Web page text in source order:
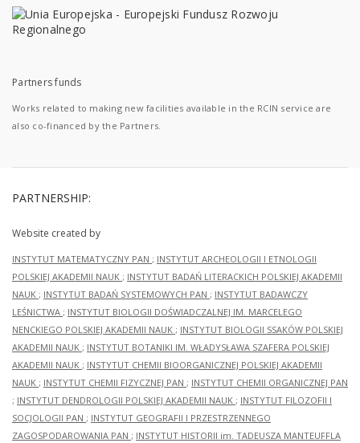
Partners funds
Works related to making new facilities available in the RCIN service are
also co-financed by the Partners.
PARTNERSHIP:
Website created by
INSTYTUT MATEMATYCZNY PAN ; INSTYTUT ARCHEOLOGII I ETNOLOGII
POLSKIEJ AKADEMII NAUK ; INSTYTUT BADAŃ LITERACKICH POLSKIEJ AKADEMII
NAUK ; INSTYTUT BADAŃ SYSTEMOWYCH PAN ; INSTYTUT BADAWCZY
LEŚNICTWA ; INSTYTUT BIOLOGII DOŚWIADCZALNEJ IM. MARCELEGO
NENCKIEGO POLSKIEJ AKADEMII NAUK ; INSTYTUT BIOLOGII SSAKÓW POLSKIEJ
AKADEMII NAUK ; INSTYTUT BOTANIKI IM. WŁADYSŁAWA SZAFERA POLSKIEJ
AKADEMII NAUK ; INSTYTUT CHEMII BIOORGANICZNEJ POLSKIEJ AKADEMII
NAUK ; INSTYTUT CHEMII FIZYCZNEJ PAN ; INSTYTUT CHEMII ORGANICZNEJ PAN
; INSTYTUT DENDROLOGII POLSKIEJ AKADEMII NAUK ; INSTYTUT FILOZOFII I
SOCJOLOGII PAN ; INSTYTUT GEOGRAFII I PRZESTRZENNEGO
ZAGOSPODAROWANIA PAN ; INSTYTUT HISTORII im. TADEUSZA MANTEUFFLA